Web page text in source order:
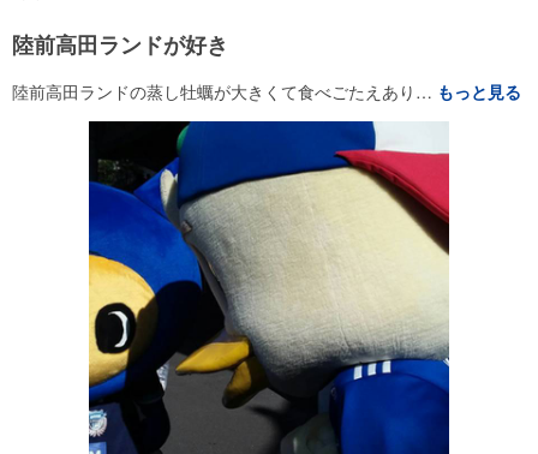
陸前高田ランドが好き
陸前高田ランドの蒸し牡蠣が大きくて食べごたえあり… もっと見る